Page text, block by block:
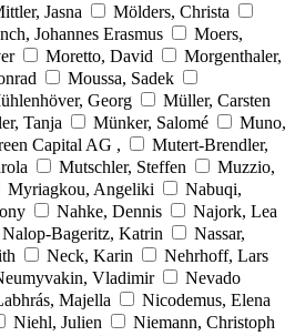
Jasna
Mölders, Christa
Johannes Erasmus
Moers,
Moretto, David
Morgenthaler,
Moussa, Sadek
Georg
Müller, Carsten
Tanja Münker, Salomé
Muno,
Capital AG ,
Mutert-Brendler,
Mutschler, Steffen
Muzzio,
Myriagkou, Angeliki
Nabuqi,
Nahke, Dennis
Najork, Lea
Nalop-Bageritz, Katrin
Nassar,
Neck, Karin
Nehrhoff, Lars
Vladimir
Nevado
Majella
Nicodemus, Elena
Niehl, Julien
Niemann, Christoph